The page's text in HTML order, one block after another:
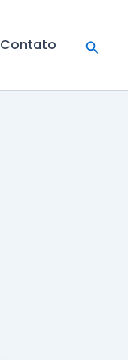
Contato